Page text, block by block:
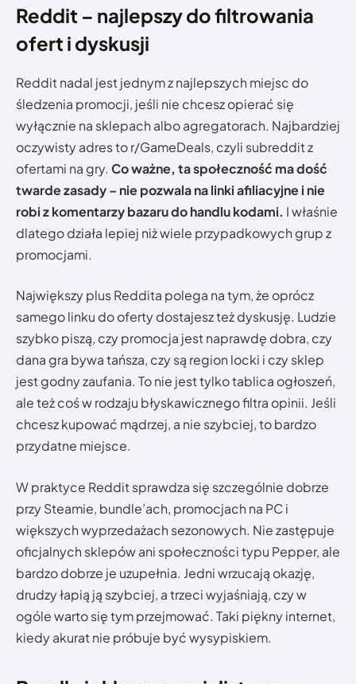
Reddit – najlepszy do filtrowania
ofert i dyskusji
Reddit nadal jest jednym z najlepszych miejsc do
śledzenia promocji, jeśli nie chcesz opierać się
wyłącznie na sklepach albo agregatorach. Najbardziej
oczywisty adres to r/GameDeals, czyli subreddit z
ofertami na gry. Co ważne, ta społeczność ma dość
twarde zasady – nie pozwala na linki afiliacyjne i nie
robi z komentarzy bazaru do handlu kodami. I właśnie
dlatego działa lepiej niż wiele przypadkowych grup z
promocjami.
Największy plus Reddita polega na tym, że oprócz
samego linku do oferty dostajesz też dyskusję. Ludzie
szybko piszą, czy promocja jest naprawdę dobra, czy
dana gra bywa tańsza, czy są region locki i czy sklep
jest godny zaufania. To nie jest tylko tablica ogłoszeń,
ale też coś w rodzaju błyskawicznego filtra opinii. Jeśli
chcesz kupować mądrzej, a nie szybciej, to bardzo
przydatne miejsce.
W praktyce Reddit sprawdza się szczególnie dobrze
przy Steamie, bundle’ach, promocjach na PC i
większych wyprzedażach sezonowych. Nie zastępuje
oficjalnych sklepów ani społeczności typu Pepper, ale
bardzo dobrze je uzupełnia. Jedni wrzucają okazję,
drudzy łapią ją szybciej, a trzeci wyjaśniają, czy w
ogóle warto się tym przejmować. Taki piękny internet,
kiedy akurat nie próbuje być wysypiskiem.